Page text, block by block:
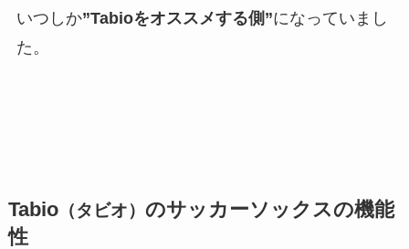
いつしか”Tabioをオススメする側”になっていまし
た。
Tabio（タビオ） のサッカーソックスの機能
性